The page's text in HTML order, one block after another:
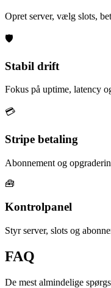
Opret server, vælg slots,
🛡️
Stabil drift
Fokus på uptime, latency
💳
Stripe betaling
Abonnement og
🧰
Kontrolpanel
Styr server, slots og
FAQ
De mest almindelige